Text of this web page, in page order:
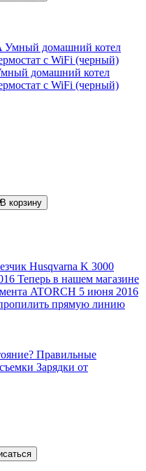
домашний котел
с WiFi (черный)
В корзину
Husqvarna K 3000
Теперь в нашем магазине
ATORCH 5 июня 2016
прямую линию
Правильные
Зарядки от